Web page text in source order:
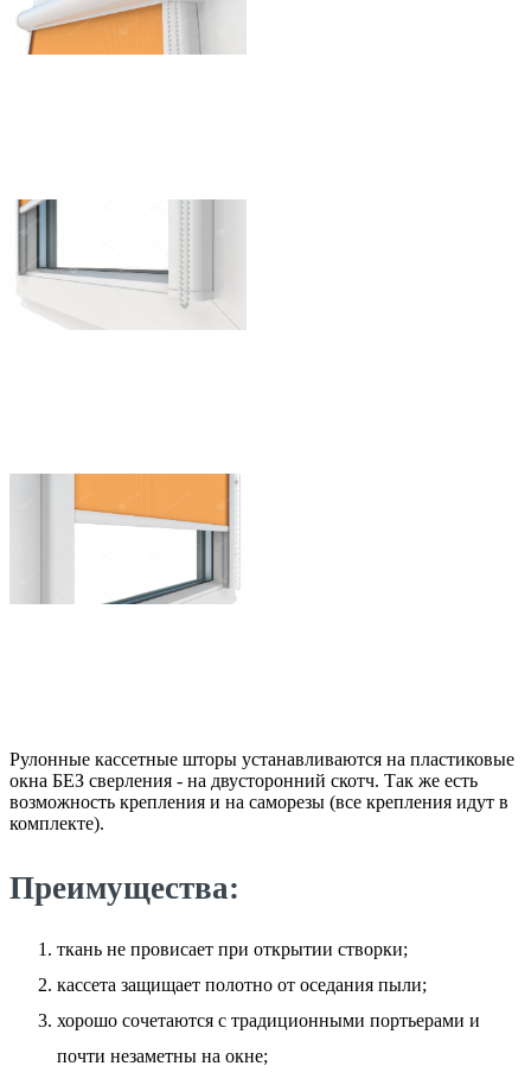
Рулонные кассетные шторы устанавливаются на пластиковые
окна БЕЗ сверления - на двусторонний скотч. Так же есть
возможность крепления и на саморезы (все крепления идут в
комплекте).
Преимущества:
ткань не провисает при открытии створки;
кассета защищает полотно от оседания пыли;
хорошо сочетаются с традиционными портьерами и
почти незаметны на окне;